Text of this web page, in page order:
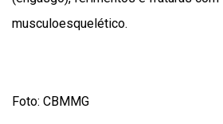
musculoesquelético.
Foto: CBMMG